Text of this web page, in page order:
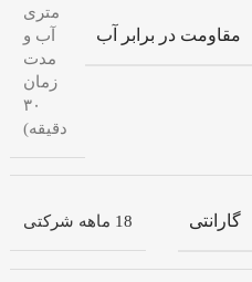
مقاومت در برابر آب
متری
آب و
مدت
زمان
۳۰
دقیقه)
گارانتی 18 ماهه شرکتی